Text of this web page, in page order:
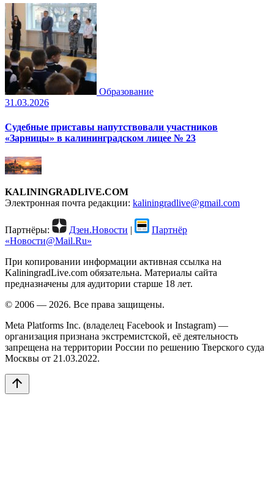
Образование
31.03.2026
Судебные приставы напутствовали участников
«Зарницы» в калининградском лицее № 23
KALININGRADLIVE.COM
Электронная почта редакции: kaliningradlive@gmail.com
Партнёры: Дзен.Новости |
Партнёр
«Новости@Mail.Ru»
При копировании информации активная ссылка на
KaliningradLive.com обязательна. Материалы сайта
предназначены для аудитории старше 18 лет.
© 2006 — 2026. Все права защищены.
Meta Platforms Inc. (владелец Facebook и Instagram) —
организация признана экстремистской, её деятельность
запрещена на территории России по решению Тверского суда
Москвы от 21.03.2022.
arrow_upward